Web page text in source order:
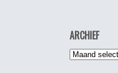
ARCHIEF
Archief